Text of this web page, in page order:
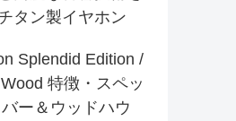
タン製イヤホン
Splendid Edition /
特徴・スペッ
ー＆ウッドハウ